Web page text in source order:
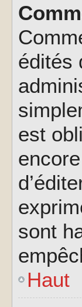
édités
est
sont
Haut